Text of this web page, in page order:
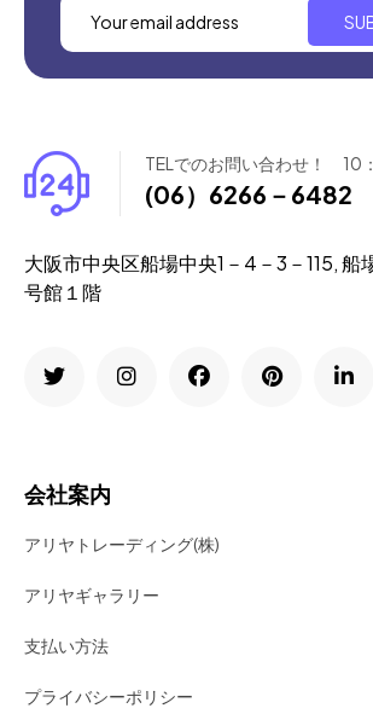
TELでのお問い合わせ！ 10
(06）6266－6482
大阪市中央区船場中央1－4－3－115, 船
号館１階
会社案内
アリヤトレーディング(株)
アリヤギャラリー
支払い方法
プライバシーポリシー